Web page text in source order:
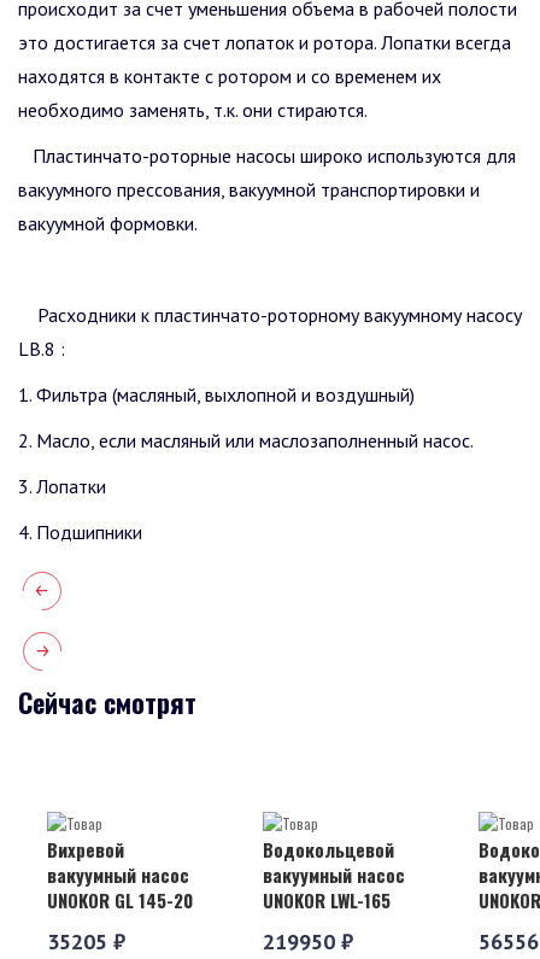
происходит за счет уменьшения объема в рабочей полости
это достигается за счет лопаток и ротора. Лопатки всегда
находятся в контакте с ротором и со временем их
необходимо заменять, т.к. они стираются.
Пластинчато-роторные насосы широко используются для
вакуумного прессования, вакуумной транспортировки и
вакуумной формовки.
Расходники к пластинчато-роторному вакуумному насосу
LB.8 :
1. Фильтра (масляный, выхлопной и воздушный)
2. Масло, если масляный или маслозаполненный насос.
3. Лопатки
4. Подшипники
Сейчас смотрят
Вихревой
вакуумный насос
UNOKOR GL 145-20
35205 ₽
Водокольцевой
вакуумный насос
UNOKOR LWL-165
219950 ₽